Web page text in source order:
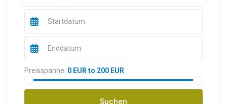
Preisspanne: 0 EUR to 200 EUR